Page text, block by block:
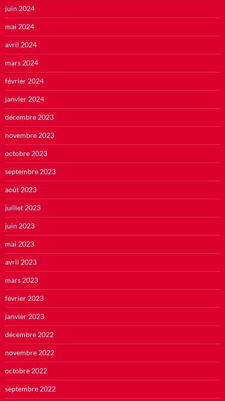
juin 2024
mai 2024
avril 2024
mars 2024
février 2024
janvier 2024
décembre 2023
novembre 2023
octobre 2023
septembre 2023
août 2023
juillet 2023
juin 2023
mai 2023
avril 2023
mars 2023
février 2023
janvier 2023
décembre 2022
novembre 2022
octobre 2022
septembre 2022